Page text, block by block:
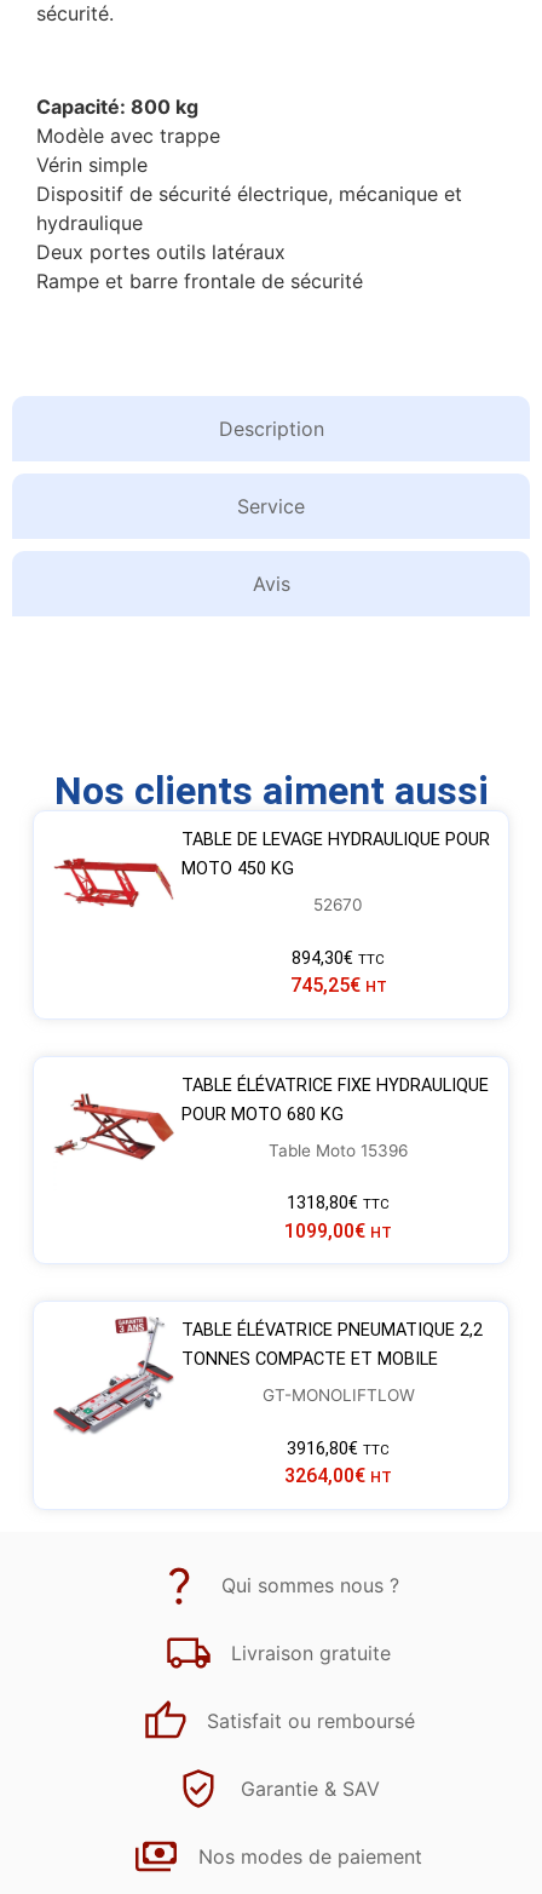
Description
Service
Avis
sécurité.
Capacité: 800 kg
Modèle avec trappe
Vérin simple
Dispositif de sécurité électrique, mécanique et
hydraulique
Deux portes outils latéraux
Rampe et barre frontale de sécurité
Nos clients aiment aussi
TABLE DE LEVAGE HYDRAULIQUE POUR
MOTO 450 KG
52670
894,30€ TTC
745,25€ HT
TABLE ÉLÉVATRICE FIXE HYDRAULIQUE
POUR MOTO 680 KG
Table Moto 15396
1318,80€ TTC
1099,00€ HT
TABLE ÉLÉVATRICE PNEUMATIQUE 2,2
TONNES COMPACTE ET MOBILE
GT-MONOLIFTLOW
3916,80€ TTC
3264,00€ HT
Qui sommes nous ?
Livraison gratuite
Satisfait ou remboursé
Garantie & SAV
Nos modes de paiement